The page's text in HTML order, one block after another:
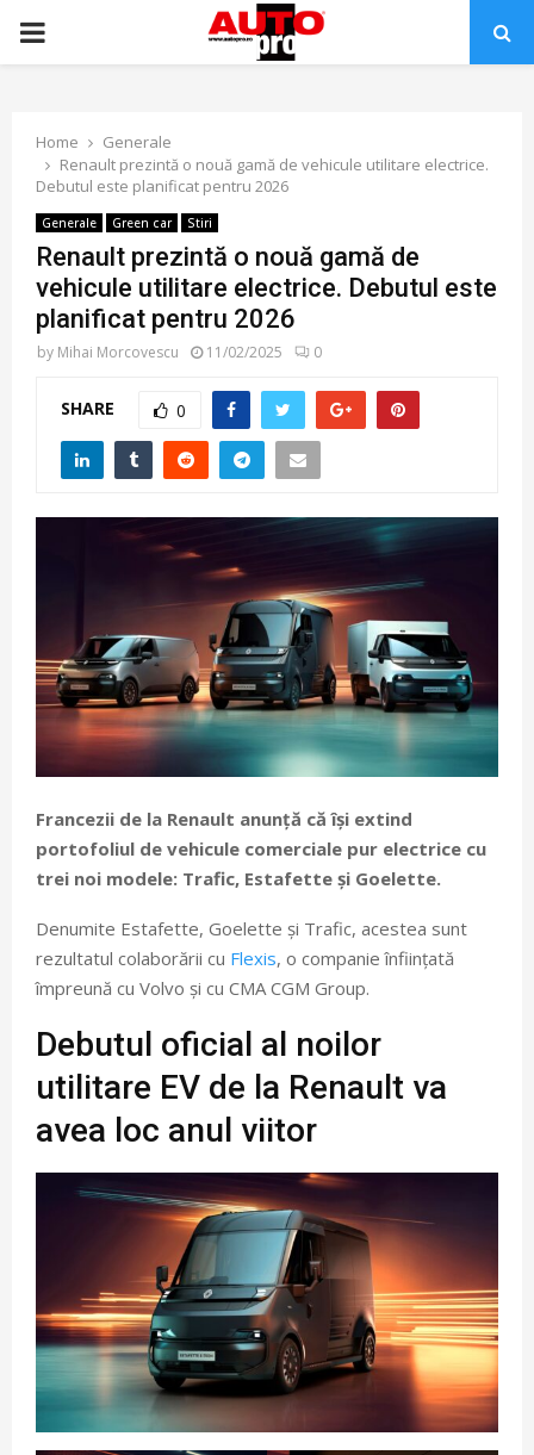
PRIMARY
Home
Generale
Renault prezintă o nouă gamă de vehicule utilitare electrice.
Debutul este planificat pentru 2026
Generale Green car Stiri
Renault prezintă o nouă gamă de
vehicule utilitare electrice. Debutul este
planificat pentru 2026
by Mihai Morcovescu 11/02/2025 0
SHARE 0
Francezii de la Renault anunță că își extind
portofoliul de vehicule comerciale pur electrice cu
trei noi modele: Trafic, Estafette și Goelette.
Denumite Estafette, Goelette și Trafic, acestea sunt
rezultatul colaborării cu Flexis, o companie înființată
împreună cu Volvo și cu CMA CGM Group.
Debutul oficial al noilor
utilitare EV de la Renault va
avea loc anul viitor